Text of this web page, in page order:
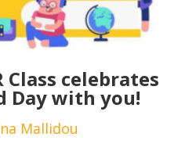
Class celebrates
Day with you!
Mallidou